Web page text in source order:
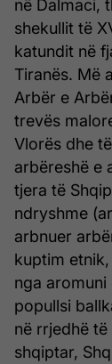
në Dalmaci,
shekullit të
katundit në
Tiranës. Më
Arbër e
trevës
Vlorës dhe
arbëreshë e
tjera të
ndryshme
arbnuer
kuptim
nga
popullsi
në rrjedhë
shqiptar,